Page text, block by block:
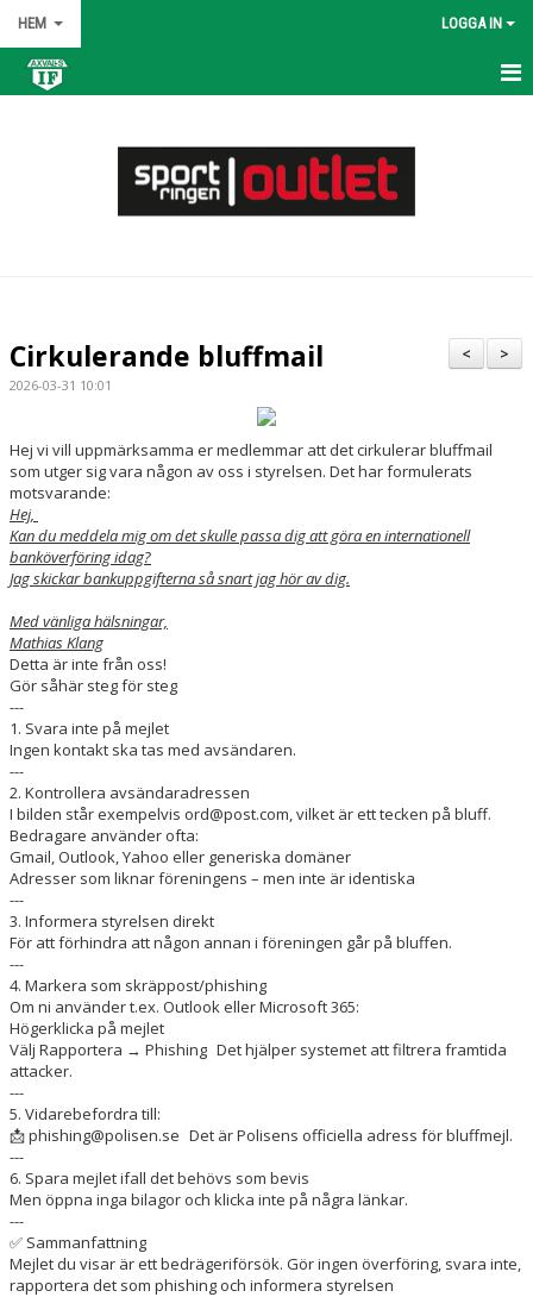
HEM LOGGA IN
BILDGALLERI
VÅRA LAG/TRÄNARE
MATCHER
SPONSORER
HEDERSUTNÄMNINGAR
>
<
Cirkulerande bluffmail
2026-03-31 10:01
Hej vi vill uppmärksamma er medlemmar att det cirkulerar bluffmail
som utger sig vara någon av oss i styrelsen. Det har formulerats
motsvarande:
Hej,
Kan du meddela mig om det skulle passa dig att göra en internationell
banköverföring idag?
Jag skickar bankuppgifterna så snart jag hör av dig.
Med vänliga hälsningar,
Mathias Klang
Detta är inte från oss!
Gör såhär steg för steg
---
1. Svara inte på mejlet
Ingen kontakt ska tas med avsändaren.
---
2. Kontrollera avsändaradressen
I bilden står exempelvis ord@post.com, vilket är ett tecken på bluff.
Bedragare använder ofta:
Gmail, Outlook, Yahoo eller generiska domäner
Adresser som liknar föreningens – men inte är identiska
---
3. Informera styrelsen direkt
För att förhindra att någon annan i föreningen går på bluffen.
---
4. Markera som skräppost/phishing
Om ni använder t.ex. Outlook eller Microsoft 365:
Högerklicka på mejlet
Välj Rapportera → Phishing Det hjälper systemet att filtrera framtida
attacker.
---
5. Vidarebefordra till:
📩 phishing@polisen.se Det är Polisens officiella adress för bluffmejl.
---
6. Spara mejlet ifall det behövs som bevis
Men öppna inga bilagor och klicka inte på några länkar.
---
✅ Sammanfattning
Mejlet du visar är ett bedrägeriförsök. Gör ingen överföring, svara inte,
rapportera det som phishing och informera styrelsen